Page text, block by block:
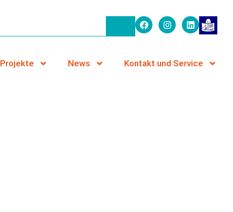
Projekte News Kontakt und Service